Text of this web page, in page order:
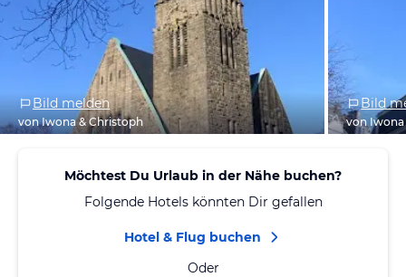
Bild melden
von Iwona & Christoph
Bild
von
Möchtest Du Urlaub in der Nähe buchen?
Folgende Hotels könnten Dir gefallen
Hotel & Flug buchen
Oder